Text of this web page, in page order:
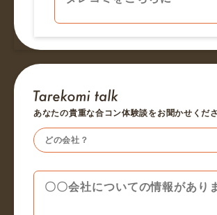
あなたの貴重な合コン体験談をお聞かせくだ